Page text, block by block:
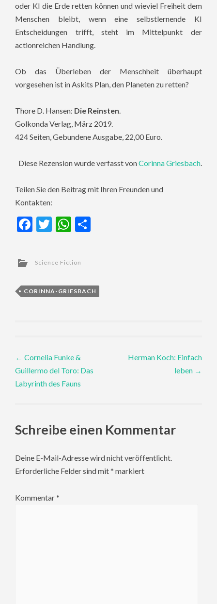
oder KI die Erde retten können und wieviel Freiheit dem
Menschen bleibt, wenn eine selbstlernende KI
Entscheidungen trifft, steht im Mittelpunkt der
actionreichen Handlung.
Ob das Überleben der Menschheit überhaupt
vorgesehen ist in Askits Plan, den Planeten zu retten?
Thore D. Hansen: Die Reinsten.
Golkonda Verlag, März 2019.
424 Seiten, Gebundene Ausgabe, 22,00 Euro.
Diese Rezension wurde verfasst vonCorinna Griesbach.
Teilen Sie den Beitrag mit Ihren Freunden und
Kontakten:
Facebook
TwitterWhatsApp
Science Fiction
CORINNA-GRIESBACH
Post
navigation
← Cornelia Funke &
Guillermo del Toro: Das
Labyrinth des Fauns
Herman Koch: Einfach
leben →
Schreibe einen Kommentar
Deine E-Mail-Adresse wird nicht veröffentlicht.
Erforderliche Felder sind mit* markiert
Kommentar*